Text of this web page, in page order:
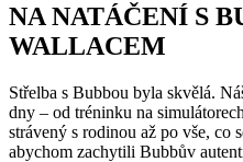
NA NATÁČENÍ S
WALLACEM
Střelba s Bubbou byla skvělá.
dny – od tréninku na
strávený s rodinou až po vše, co
abychom zachytili Bubbův